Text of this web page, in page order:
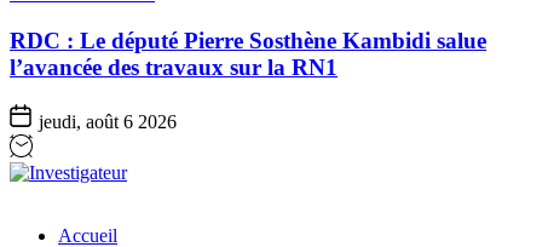
RDC : Le député Pierre Sosthène Kambidi salue
l’avancée des travaux sur la RN1
jeudi, août 6 2026
Accueil